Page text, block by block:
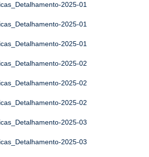
2025-01
2025-01
2025-01
2025-02
2025-02
2025-02
2025-03
2025-03